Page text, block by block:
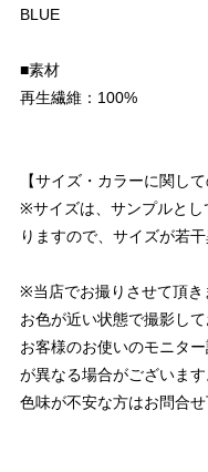
BLUE
■素材
再生繊維：100%
【サイズ・カラーに関して
※サイズは、サンプルとし
りますので、サイズが若
※当店でお撮りさせて頂き
お色が近い状態で撮影して
お客様のお使いのモニタ
が異なる場合がございます
色味が不安な方はお問合せ